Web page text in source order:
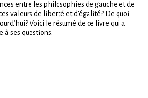
de
droite
–
entre les philosophies de gauche et de
valeurs de liberté et d’égalité? De quoi
Voici le résumé de ce livre qui a
à ses questions.